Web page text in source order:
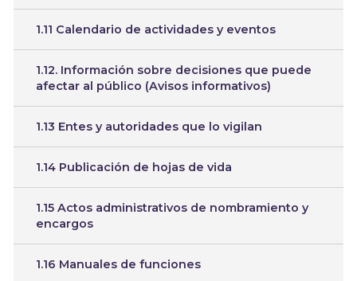
1.11 Calendario de actividades y eventos
1.12. Información sobre decisiones que puede
afectar al público (Avisos informativos)
1.13 Entes y autoridades que lo vigilan
1.14 Publicación de hojas de vida
1.15 Actos administrativos de nombramiento y
encargos
1.16 Manuales de funciones